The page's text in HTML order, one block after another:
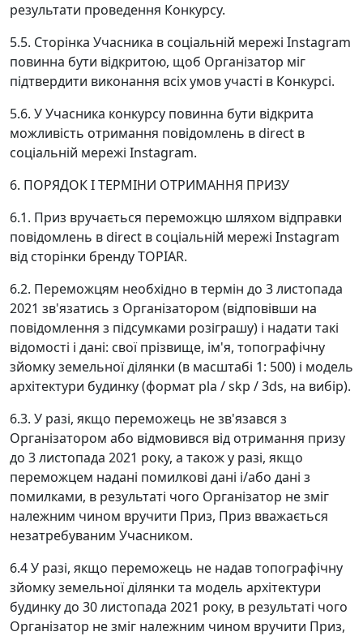
результати проведення Конкурсу.
5.5. Сторінка Учасника в соціальній мережі Instagram
повинна бути відкритою, щоб Організатор міг
підтвердити виконання всіх умов участі в Конкурсі.
5.6. У Учасника конкурсу повинна бути відкрита
можливість отримання повідомлень в direct в
соціальній мережі Instagram.
6. ПОРЯДОК І ТЕРМІНИ ОТРИМАННЯ ПРИЗУ
6.1. Приз вручається переможцю шляхом відправки
повідомлень в direct в соціальній мережі Instagram
від сторінки бренду TOPIAR.
6.2. Переможцям необхідно в термін до 3 листопада
2021 зв'язатись з Організатором (відповівши на
повідомлення з підсумками розіграшу) і надати такі
відомості і дані: свої прізвище, ім'я, топографічну
зйомку земельної ділянки (в масштабі 1: 500) і модель
архітектури будинку (формат pla / skp / 3ds, на вибір).
6.3. У разі, якщо переможець не зв'язався з
Організатором або відмовився від отримання призу
до 3 листопада 2021 року, а також у разі, якщо
переможцем надані помилкові дані і/або дані з
помилками, в результаті чого Організатор не зміг
належним чином вручити Приз, Приз вважається
незатребуваним Учасником.
6.4 У разі, якщо переможець не надав топографічну
зйомку земельної ділянки та модель архітектури
будинку до 30 листопада 2021 року, в результаті чого
Організатор не зміг належним чином вручити Приз,